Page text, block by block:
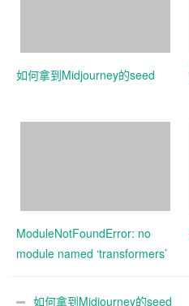
如何拿到Midjourney的seed
ModuleNotFoundError: no
module named ‘transformers’
如何拿到Midjourney的seed